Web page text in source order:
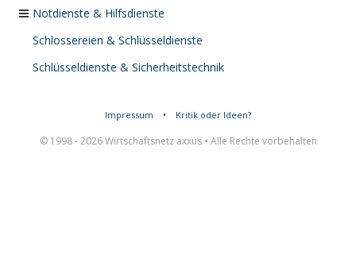
Notdienste & Hilfsdienste
Schlossereien & Schlüsseldienste
Schlüsseldienste & Sicherheitstechnik
Impressum • Kritik oder Ideen?
© 1998 - 2026 Wirtschaftsnetz axxus • Alle Rechte vorbehalten